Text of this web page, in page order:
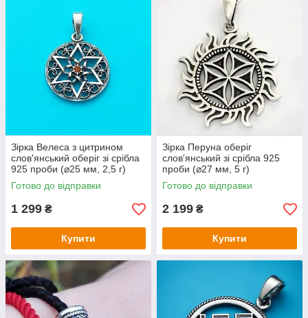
Зірка Велеса з цитрином
слов'янський оберіг зі срібла
925 проби (⌀25 мм, 2,5 г)
Готово до відправки
1 299 ₴
Купити
Зірка Перуна оберіг
слов'янський зі срібла 925
проби (⌀27 мм, 5 г)
Готово до відправки
2 199 ₴
Купити